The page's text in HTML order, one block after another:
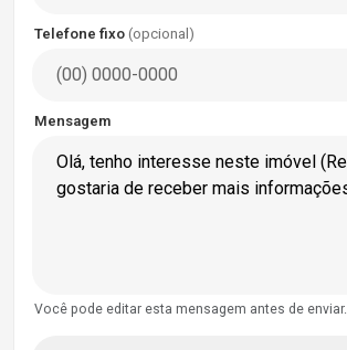
Telefone fixo (opcional)
Mensagem
Você pode editar esta mensagem antes de enviar.